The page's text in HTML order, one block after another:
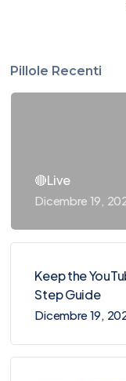
Pillole Recenti
🔴Live
Dicembre 19,
Keep the
Step Guide
Dicembre 19,